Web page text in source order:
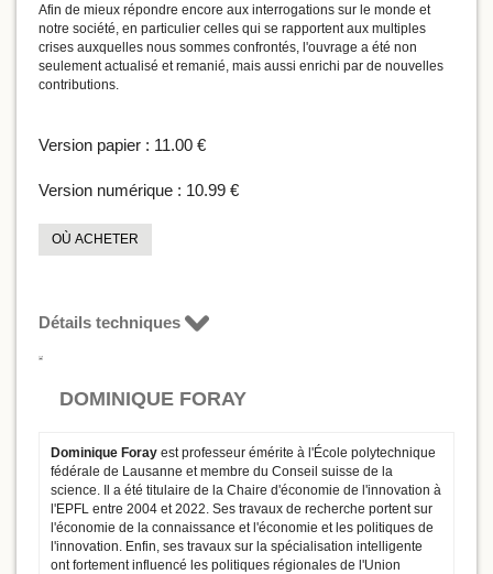
Afin de mieux répondre encore aux interrogations sur le monde et
notre société, en particulier celles qui se rapportent aux multiples
crises auxquelles nous sommes confrontés, l'ouvrage a été non
seulement actualisé et remanié, mais aussi enrichi par de nouvelles
contributions.
Version papier : 11.00 €
Version numérique : 10.99 €
OÙ ACHETER
Détails techniques
DOMINIQUE FORAY
Dominique Foray est professeur émérite à l'École polytechnique
fédérale de Lausanne et membre du Conseil suisse de la
science. Il a été titulaire de la Chaire d'économie de l'innovation à
l'EPFL entre 2004 et 2022. Ses travaux de recherche portent sur
l'économie de la connaissance et l'économie et les politiques de
l'innovation. Enfin, ses travaux sur la spécialisation intelligente
ont fortement influencé les politiques régionales de l'Union